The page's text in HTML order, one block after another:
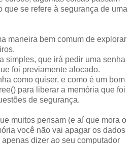
que se refere à segurança de uma
maneira bem comum de explorar
simples, que irá pedir uma senha
foi previamente alocado.
como quiser, e como é um bom
para liberar a memória que foi
de segurança.
muitos pensam (e aí que mora o
você não vai apagar os dados
dizer ao seu computador